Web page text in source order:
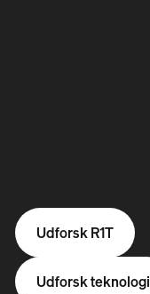
Udforsk R1T
Udforsk teknologi